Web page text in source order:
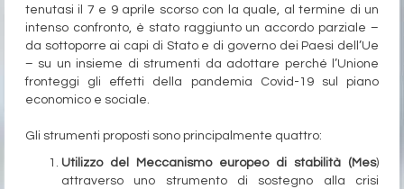
tenutasi il 7 e 9 aprile scorso con la quale, al termine di un
intenso confronto, è stato raggiunto un accordo parziale –
da sottoporre ai capi di Stato e di governo dei Paesi dell’Ue
– su un insieme di strumenti da adottare perché l’Unione
fronteggi gli effetti della pandemia Covid-19 sul piano
economico e sociale.
Gli strumenti proposti sono principalmente quattro:
Utilizzo del Meccanismo europeo di stabilità (Mes)
attraverso uno strumento di sostegno alla crisi